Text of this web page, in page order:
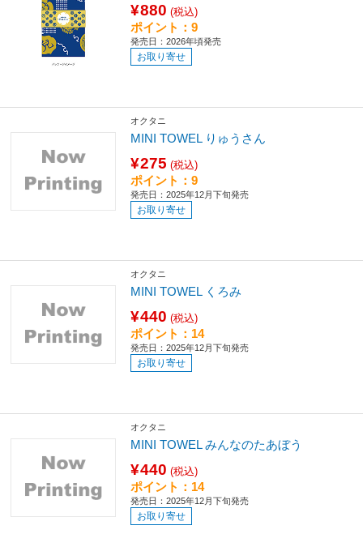
¥880 (税込)
ポイント：9
発売日：2026年頃発売
お取り寄せ
オクタニ
MINI TOWEL りゅうさん
¥275 (税込)
ポイント：9
発売日：2025年12月下旬発売
お取り寄せ
オクタニ
MINI TOWEL くろみ
¥440 (税込)
ポイント：14
発売日：2025年12月下旬発売
お取り寄せ
オクタニ
MINI TOWEL みんなのたあぼう
¥440 (税込)
ポイント：14
発売日：2025年12月下旬発売
お取り寄せ